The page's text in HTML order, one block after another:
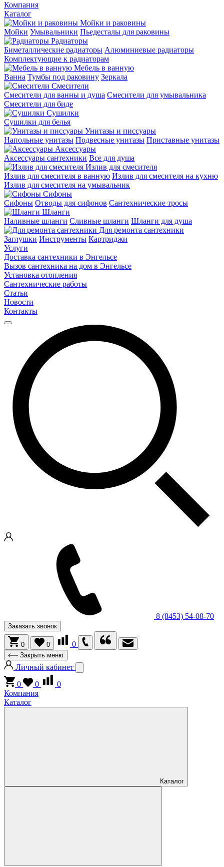
Компания
Каталог
Мойки и раковины
Мойки Умывальники Пьедесталы для раковины
Радиаторы
Биметаллические радиаторы Алюминиевые радиаторы
Комплектующие к радиаторам
Мебель в ванную
Ванна Тумбы под раковину Зеркала
Смесители
Смесители для ванны и душа Смесители для умывальника
Смесители для биде
Сушилки
Сушилки для белья
Унитазы и писсуары
Напольные унитазы Подвесные унитазы Приставные унитазы
Аксессуары
Аксессуары сантехники Все для душа
Излив для смесителя
Излив для смесителя в ванную Излив для смесителя на кухню
Излив для смесителя на умывальник
Сифоны
Сифоны Отводы для сифонов Сантехнические тросы
Шланги
Наливные шланги Сливные шланги Шланги для душа
Для ремонта сантехники
Заглушки Инструменты Картриджи
Услуги
Доставка сантехники в Энгельсе
Вызов сантехника на дом в Энгельсе
Установка отопления
Сантехнические работы
Статьи
Новости
Контакты
8 (8453) 54-08-70
Заказать звонок
0 0 0
Закрыть меню
Личный кабинет
0
0
0
Компания
Каталог
Каталог